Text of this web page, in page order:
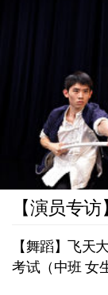
【演员专
【舞蹈】飞天
考试（中班 女